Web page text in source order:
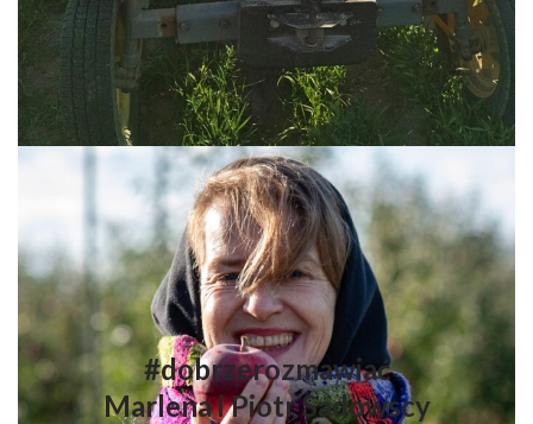
#dobrzerozmawiać
Marlena i Piotr Sadowscy